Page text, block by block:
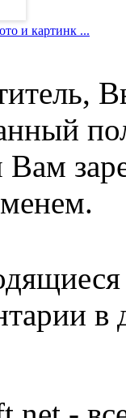
и картинк ...
в